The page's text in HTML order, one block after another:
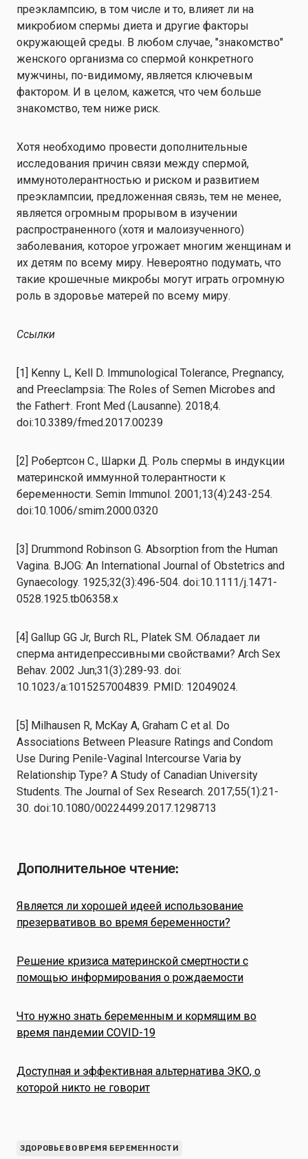
преэклампсию, в том числе и то, влияет ли на
микробиом спермы диета и другие факторы
окружающей среды. В любом случае, "знакомство"
женского организма со спермой конкретного
мужчины, по-видимому, является ключевым
фактором. И в целом, кажется, что чем больше
знакомство, тем ниже риск.
Хотя необходимо провести дополнительные
исследования причин связи между спермой,
иммунотолерантностью и риском и развитием
преэклампсии, предложенная связь, тем не менее,
является огромным прорывом в изучении
распространенного (хотя и малоизученного)
заболевания, которое угрожает многим женщинам и
их детям по всему миру. Невероятно подумать, что
такие крошечные микробы могут играть огромную
роль в здоровье матерей по всему миру.
Ссылки
[1] Kenny L, Kell D. Immunological Tolerance, Pregnancy,
and Preeclampsia: The Roles of Semen Microbes and
the Father†. Front Med (Lausanne). 2018;4.
doi:10.3389/fmed.2017.00239
[2] Робертсон С., Шарки Д. Роль спермы в индукции
материнской иммунной толерантности к
беременности. Semin Immunol. 2001;13(4):243-254.
doi:10.1006/smim.2000.0320
[3] Drummond Robinson G. Absorption from the Human
Vagina. BJOG: An International Journal of Obstetrics and
Gynaecology. 1925;32(3):496-504. doi:10.1111/j.1471-
0528.1925.tb06358.x
[4] Gallup GG Jr, Burch RL, Platek SM. Обладает ли
сперма антидепрессивными свойствами? Arch Sex
Behav. 2002 Jun;31(3):289-93. doi:
10.1023/a:1015257004839. PMID: 12049024.
[5] Milhausen R, McKay A, Graham C et al. Do
Associations Between Pleasure Ratings and Condom
Use During Penile-Vaginal Intercourse Varia by
Relationship Type? A Study of Canadian University
Students. The Journal of Sex Research. 2017;55(1):21-
30. doi:10.1080/00224499.2017.1298713
Дополнительное чтение:
Является ли хорошей идеей использование
презервативов во время беременности?
Решение кризиса материнской смертности с
помощью информирования о рождаемости
Что нужно знать беременным и кормящим во
время пандемии COVID-19
Доступная и эффективная альтернатива ЭКО, о
которой никто не говорит
ЗДОРОВЬЕ ВО ВРЕМЯ БЕРЕМЕННОСТИ